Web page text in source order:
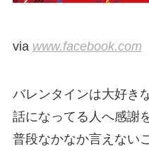
via www.facebook.com
バレンタインは大好き
話になってる人へ感謝
普段なかなか言えない